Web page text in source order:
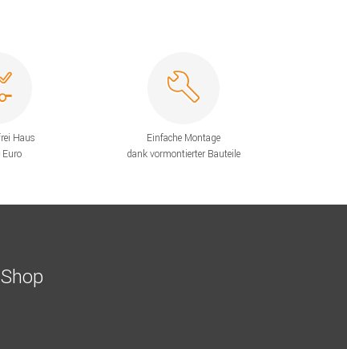
Haus
Einfache Montage
dank vormontierter Bauteile